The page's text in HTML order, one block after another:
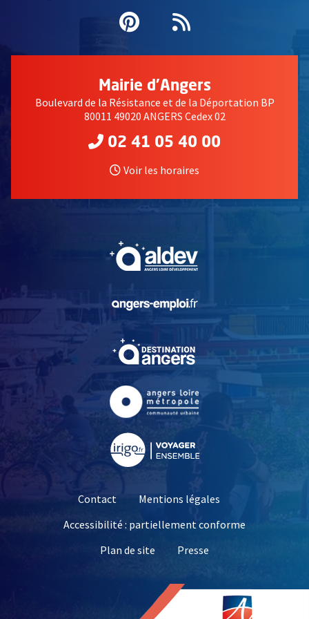
Pinterest
, Ouvre une
Flux RSS
Mairie d'Angers
Boulevard de la Résistance et de la Déportation BP
80011 49020 ANGERS Cedex 02
02 41 05 40 00
Voir les horaires
, Ouvre une nouvelle
, Ouvre une nouvelle
Contact
Mentions légales
Accessibilité : partiellement conforme
Plan de site
Presse